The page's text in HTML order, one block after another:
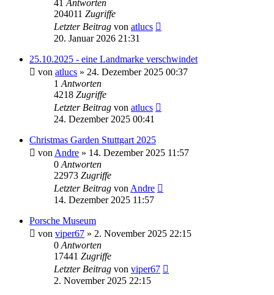
41 Antworten
204011 Zugriffe
Letzter Beitrag von atlucs
20. Januar 2026 21:31
25.10.2025 - eine Landmarke verschwindet
von atlucs » 24. Dezember 2025 00:37
1 Antworten
4218 Zugriffe
Letzter Beitrag von atlucs
24. Dezember 2025 00:41
Christmas Garden Stuttgart 2025
von Andre » 14. Dezember 2025 11:57
0 Antworten
22973 Zugriffe
Letzter Beitrag von Andre
14. Dezember 2025 11:57
Porsche Museum
von viper67 » 2. November 2025 22:15
0 Antworten
17441 Zugriffe
Letzter Beitrag von viper67
2. November 2025 22:15